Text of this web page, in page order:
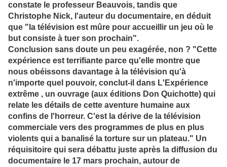
constate le professeur Beauvois, tandis que
Christophe Nick, l'auteur du documentaire, en déduit
que "la télévision est mûre pour accueillir un jeu où le
but consiste à tuer son prochain".
Conclusion sans doute un peu exagérée, non ? "Cette
expérience est terrifiante parce qu'elle montre que
nous obéissons davantage à la télévision qu'à
n'importe quel pouvoir, conclut-il dans L'Expérience
extrême , un ouvrage (aux éditions Don Quichotte) qui
relate les détails de cette aventure humaine aux
confins de l'horreur. C'est la dérive de la télévision
commerciale vers des programmes de plus en plus
violents qui a banalisé la torture sur un plateau." Un
réquisitoire qui sera débattu juste après la diffusion du
documentaire le 17 mars prochain, autour de